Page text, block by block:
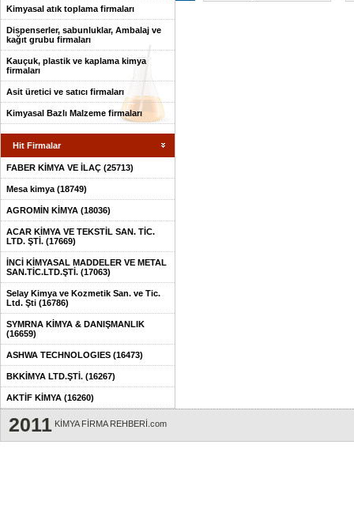
Kimyasal atık toplama firmaları
Dispenserler, sabunluklar, Ambalaj ve
kağıt grubu firmaları
Kauçuk, plastik ve kaplama kimya
firmaları
Asit üretici ve satıcı firmaları
Kimyasal Bazlı Malzeme firmaları
Hit Firmalar
FABER KİMYA VE İLAÇ (25713)
Mesa kimya (18749)
AGROMİN KİMYA (18036)
ACAR KİMYA VE TEKSTİL SAN. TİC.
LTD. ŞTİ. (17669)
İNCİ KİMYASAL MADDELER VE METAL
SAN.TİC.LTD.ŞTİ. (17063)
Selay Kimya ve Kozmetik San. ve Tic.
Ltd. Şti (16786)
SYMRNA KİMYA & DANIŞMANLIK
(16659)
ASHWA TECHNOLOGIES (16473)
BKKİMYA LTD.ŞTİ. (16267)
AKTİF KİMYA (16260)
2011 KİMYA FİRMA REHBERİ.com